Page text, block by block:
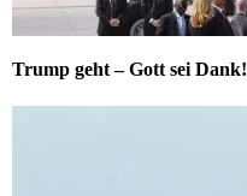
Trump geht – Gott sei Dank!